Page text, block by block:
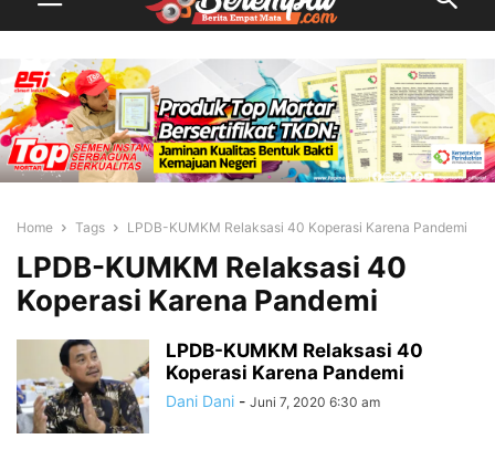
Home Tags LPDB-KUMKM Relaksasi 40 Koperasi Karena Pandemi
LPDB-KUMKM Relaksasi 40
Koperasi Karena Pandemi
LPDB-KUMKM Relaksasi 40
Koperasi Karena Pandemi
Dani Dani - Juni 7, 2020 6:30 am